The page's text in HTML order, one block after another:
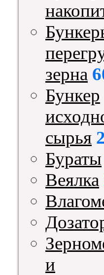
зерна
Бункер
сырья
Бураты
Веялка
и